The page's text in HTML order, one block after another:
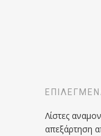
Λίστες
απεξάρτηση